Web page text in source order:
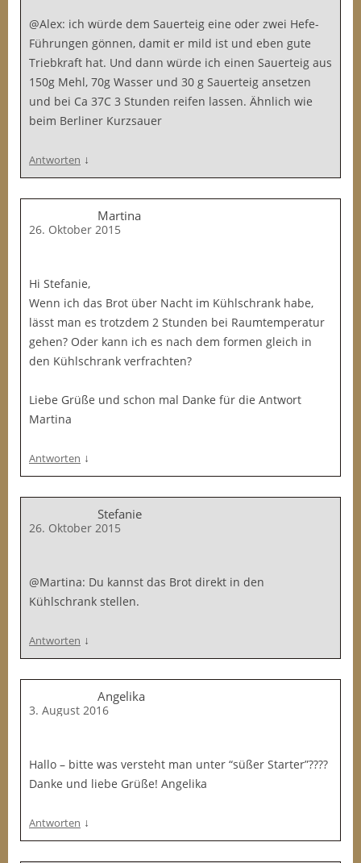
@Alex: ich würde dem Sauerteig eine oder zwei Hefe-
Führungen gönnen, damit er mild ist und eben gute
Triebkraft hat. Und dann würde ich einen Sauerteig aus
150g Mehl, 70g Wasser und 30 g Sauerteig ansetzen
und bei Ca 37C 3 Stunden reifen lassen. Ähnlich wie
beim Berliner Kurzsauer
Antworten ↓
Martina
26. Oktober 2015
Hi Stefanie,
Wenn ich das Brot über Nacht im Kühlschrank habe,
lässt man es trotzdem 2 Stunden bei Raumtemperatur
gehen? Oder kann ich es nach dem formen gleich in
den Kühlschrank verfrachten?
Liebe Grüße und schon mal Danke für die Antwort
Martina
Antworten ↓
Stefanie
26. Oktober 2015
@Martina: Du kannst das Brot direkt in den
Kühlschrank stellen.
Antworten ↓
Angelika
3. August 2016
Hallo – bitte was versteht man unter “süßer Starter”????
Danke und liebe Grüße! Angelika
Antworten ↓